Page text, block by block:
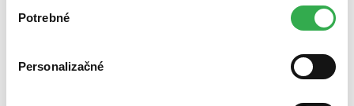
nám pomohlo, keby sme mohli používať všetky tieto
súhlasu
Potrebné
Personalizačné